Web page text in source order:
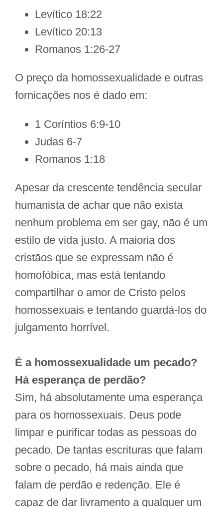
Levítico 18:22
Levítico 20:13
Romanos 1:26-27
O preço da homossexualidade e outras
fornicações nos é dado em:
1 Coríntios 6:9-10
Judas 6-7
Romanos 1:18
Apesar da crescente tendência secular
humanista de achar que não exista
nenhum problema em ser gay, não é um
estilo de vida justo. A maioria dos
cristãos que se expressam não é
homofóbica, mas está tentando
compartilhar o amor de Cristo pelos
homossexuais e tentando guardá-los do
julgamento horrível.
É a homossexualidade um pecado?
Há esperança de perdão?
Sim, há absolutamente uma esperança
para os homossexuais. Deus pode
limpar e purificar todas as pessoas do
pecado. De tantas escrituras que falam
sobre o pecado, há mais ainda que
falam de perdão e redenção. Ele é
capaz de dar livramento a qualquer um